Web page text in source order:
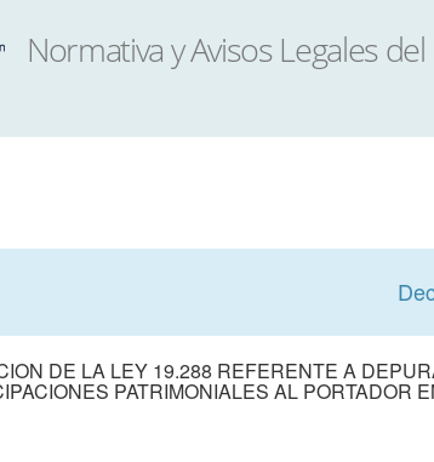
DE LA LEY 19.288 REFERENTE A
PATRIMONIALES AL PORTADOR